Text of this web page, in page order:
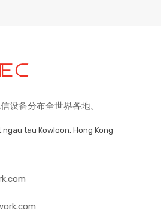
设备分布全世界各地。
tau Kowloon, Hong Kong